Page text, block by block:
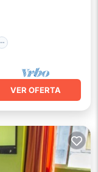
VER OFERTA